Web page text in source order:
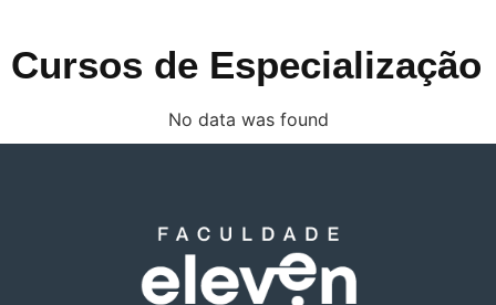
Cursos de Especialização
No data was found